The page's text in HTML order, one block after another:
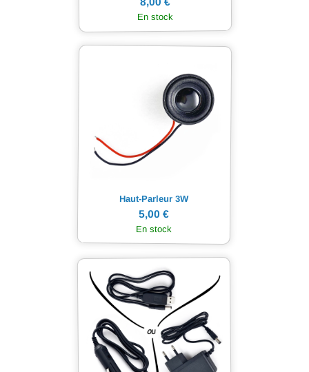
En stock
Haut-Parleur 3W
5,00 €
En stock